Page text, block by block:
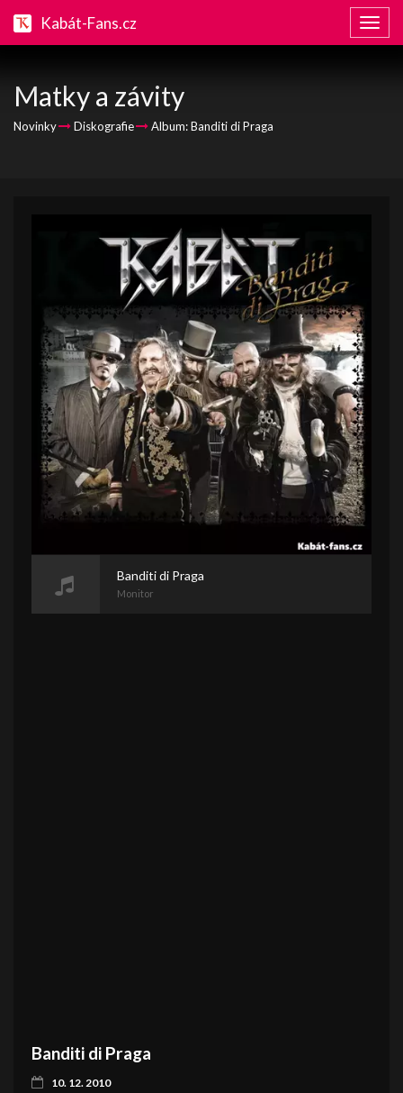
Kabát-Fans.cz
Matky a závity
Novinky Diskografie Album: Banditi di Praga
Banditi di Praga
Monitor
Banditi di Praga
10. 12. 2010